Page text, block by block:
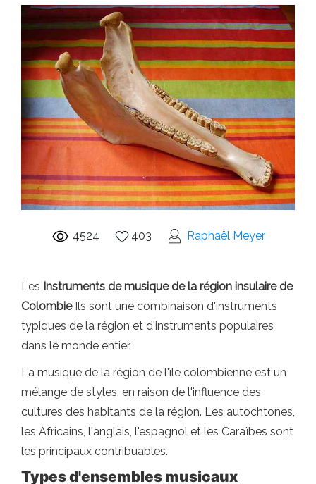
4524 403 Raphaël Meyer
Les Instruments de musique de la région insulaire de
ColombieIls sont une combinaison d'instruments
typiques de la région et d'instruments populaires
dans le monde entier.
La musique de la région de l'île colombienne est un
mélange de styles, en raison de l'influence des
cultures des habitants de la région. Les autochtones,
les Africains, l'anglais, l'espagnol et les Caraïbes sont
les principaux contribuables.
Types d'ensembles musicaux